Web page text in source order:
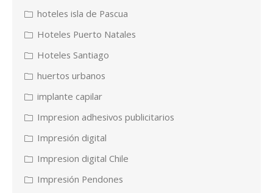
hoteles isla de Pascua
Hoteles Puerto Natales
Hoteles Santiago
huertos urbanos
implante capilar
Impresion adhesivos publicitarios
Impresión digital
Impresion digital Chile
Impresión Pendones